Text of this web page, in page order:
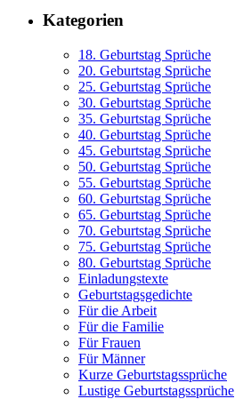
Kategorien
18. Geburtstag Sprüche
20. Geburtstag Sprüche
25. Geburtstag Sprüche
30. Geburtstag Sprüche
35. Geburtstag Sprüche
40. Geburtstag Sprüche
45. Geburtstag Sprüche
50. Geburtstag Sprüche
55. Geburtstag Sprüche
60. Geburtstag Sprüche
65. Geburtstag Sprüche
70. Geburtstag Sprüche
75. Geburtstag Sprüche
80. Geburtstag Sprüche
Einladungstexte
Geburtstagsgedichte
Für die Arbeit
Für die Familie
Für Frauen
Für Männer
Kurze Geburtstagssprüche
Lustige Geburtstagssprüche